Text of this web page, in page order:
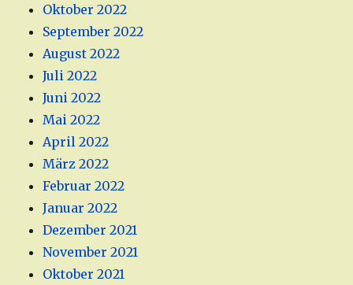
Oktober 2022
September 2022
August 2022
Juli 2022
Juni 2022
Mai 2022
April 2022
März 2022
Februar 2022
Januar 2022
Dezember 2021
November 2021
Oktober 2021